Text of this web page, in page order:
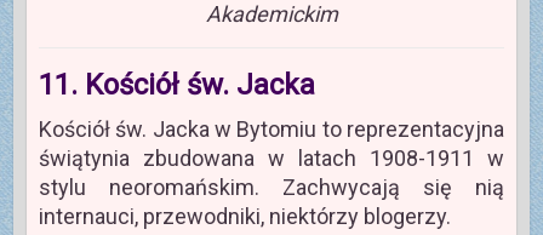
Akademickim
11. Kościół św. Jacka
Kościół św. Jacka w Bytomiu to reprezentacyjna
świątynia zbudowana w latach 1908-1911 w
stylu neoromańskim. Zachwycają się nią
internauci, przewodniki, niektórzy blogerzy.